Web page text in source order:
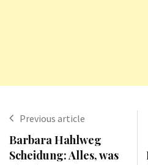
Previous article
Barbara Hahlweg
Scheidung: Alles, was